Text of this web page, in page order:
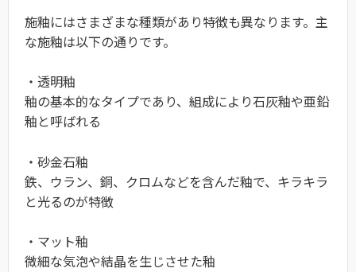
施釉にはさまざまな種類があり特徴も異なります。主
な施釉は以下の通りです。
・透明釉
釉の基本的なタイプであり、組成により石灰釉や亜鉛
釉と呼ばれる
・砂金石釉
鉄、ウラン、銅、クロムなどを含んだ釉で、キラキラ
と光るのが特徴
・マット釉
微細な気泡や結晶を生じさせた釉